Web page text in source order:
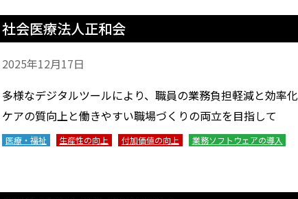
社会医療法人正和会
2025年12月17日
多様なデジタルツールにより、職員の業務負担軽減と効率化
ケアの質向上と働きやすい職場づくりの両立を目指して
医療・福祉 生産性の向上 付加価値の向上 業務ソフトウェアの導入